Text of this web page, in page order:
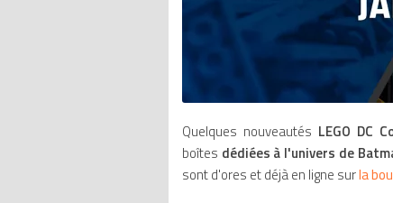
Quelques nouveautés LEGO DC
boîtes dédiées à l'univers de
sont d'ores et déjà en ligne surla